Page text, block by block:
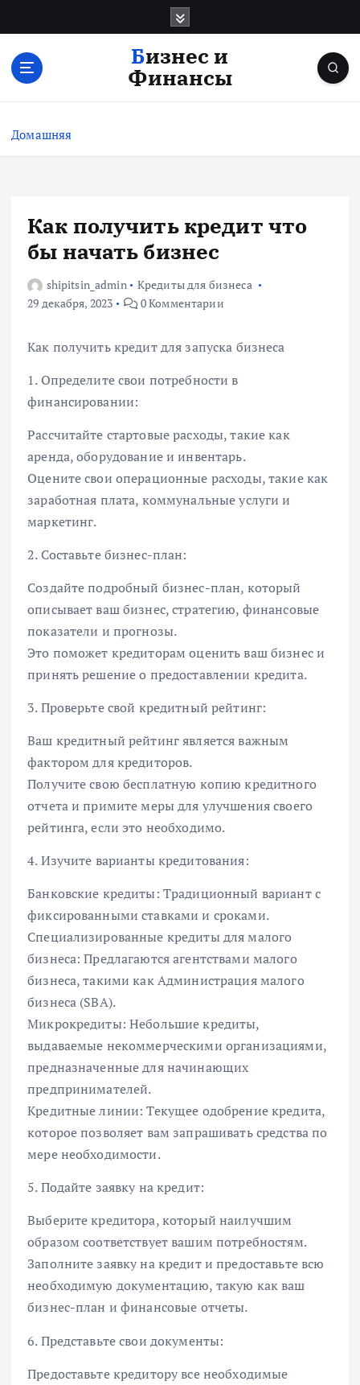
с
Бизнес и
Финансы
Домашняя
Как получить кредит что
бы начать бизнес
shipitsin_admin
Кредиты для бизнеса
29 декабря, 2023
0 Комментарии
Как получить кредит для запуска бизнеса
1. Определите свои потребности в
финансировании:
Рассчитайте стартовые расходы, такие как
аренда, оборудование и инвентарь.
Оцените свои операционные расходы, такие как
заработная плата, коммунальные услуги и
маркетинг.
2. Составьте бизнес-план:
Создайте подробный бизнес-план, который
описывает ваш бизнес, стратегию, финансовые
показатели и прогнозы.
Это поможет кредиторам оценить ваш бизнес и
принять решение о предоставлении кредита.
3. Проверьте свой кредитный рейтинг:
Ваш кредитный рейтинг является важным
фактором для кредиторов.
Получите свою бесплатную копию кредитного
отчета и примите меры для улучшения своего
рейтинга, если это необходимо.
4. Изучите варианты кредитования:
Банковские кредиты: Традиционный вариант с
фиксированными ставками и сроками.
Специализированные кредиты для малого
бизнеса: Предлагаются агентствами малого
бизнеса, такими как Администрация малого
бизнеса (SBA).
Микрокредиты: Небольшие кредиты,
выдаваемые некоммерческими организациями,
предназначенные для начинающих
предпринимателей.
Кредитные линии: Текущее одобрение кредита,
которое позволяет вам запрашивать средства по
мере необходимости.
5. Подайте заявку на кредит:
Выберите кредитора, который наилучшим
образом соответствует вашим потребностям.
Заполните заявку на кредит и предоставьте всю
необходимую документацию, такую ​​как ваш
бизнес-план и финансовые отчеты.
6. Представьте свои документы:
Предоставьте кредитору все необходимые